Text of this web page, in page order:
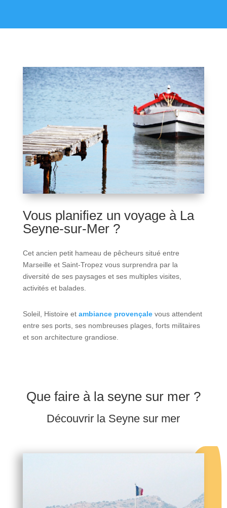
Vous planifiez un voyage à La
Seyne-sur-Mer ?
Cet ancien petit hameau de pêcheurs situé entre
Marseille et Saint-Tropez vous surprendra par la
diversité de ses paysages et ses multiples visites,
activités et balades.
Soleil, Histoire et ambiance provençalevous attendent
entre ses ports, ses nombreuses plages, forts militaires
et son architecture grandiose.
Que faire à la seyne sur mer ?
Découvrir la Seyne sur mer